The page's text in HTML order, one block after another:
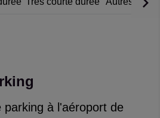
parking à l'aéroport de